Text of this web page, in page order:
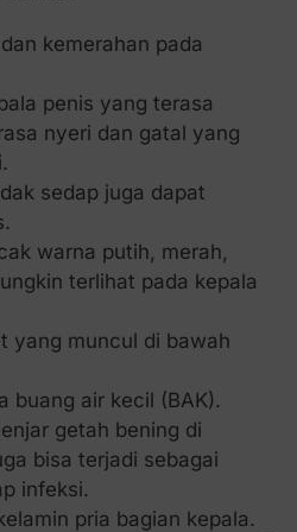
kemerahan pada
penis yang terasa
nyeri dan gatal yang
sedap juga dapat
warna putih, merah,
terlihat pada kepala
yang muncul di bawah
buang air kecil (BAK).
getah bening di
bisa terjadi sebagai
infeksi.
pria bagian kepala.